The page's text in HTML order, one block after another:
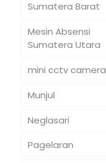
Sumatera Barat
Mesin Absensi
Sumatera Utara
mini cctv camera
Munjul
Neglasari
Pagelaran